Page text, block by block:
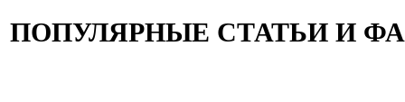
ПОПУЛЯРНЫЕ СТАТЬИ И